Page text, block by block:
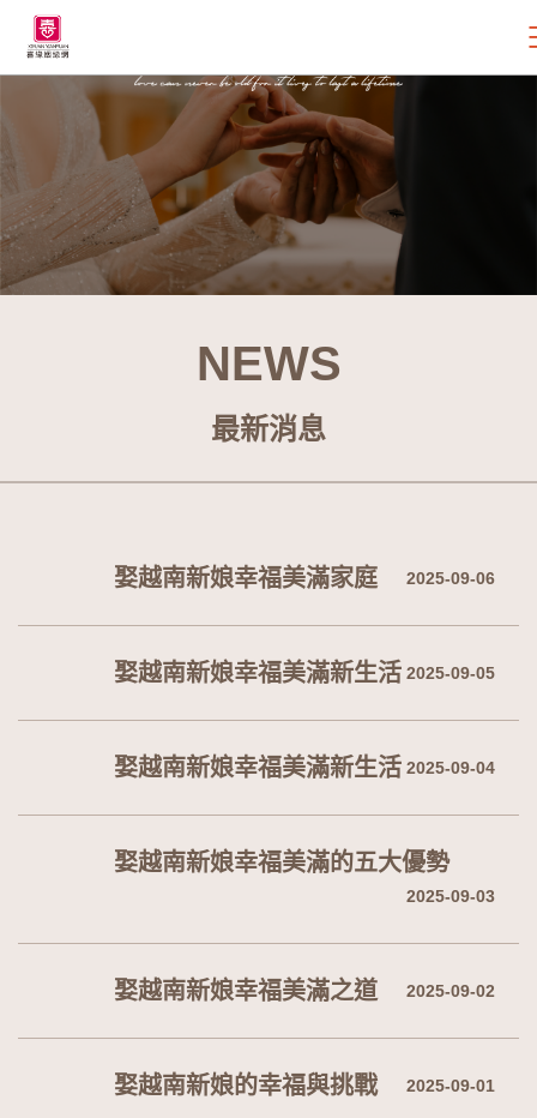
NEWS
最新消息
娶越南新娘幸福美滿家庭 2025-09-06
娶越南新娘幸福美滿新生活 2025-09-05
娶越南新娘幸福美滿新生活 2025-09-04
娶越南新娘幸福美滿的五大優勢
2025-09-03
娶越南新娘幸福美滿之道 2025-09-02
娶越南新娘的幸福與挑戰 2025-09-01